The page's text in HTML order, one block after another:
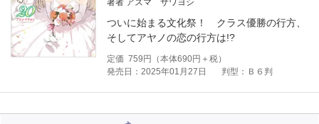
著者 アズマ サワヨシ
ついに始まる文化祭！ クラス優勝の行方、
そしてアヤノの恋の行方は!?
定価 759 円（本体690円＋税）
発売日：2025年01月27日
判型：Ｂ６判